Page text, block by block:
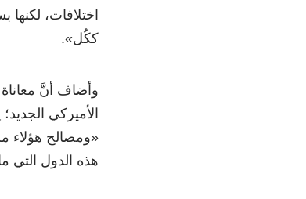
اختلافات،
ككُل».
وأضاف أنَّ معاناة
الأميركي
«ومصالح هؤلاء
هذه الدول التي